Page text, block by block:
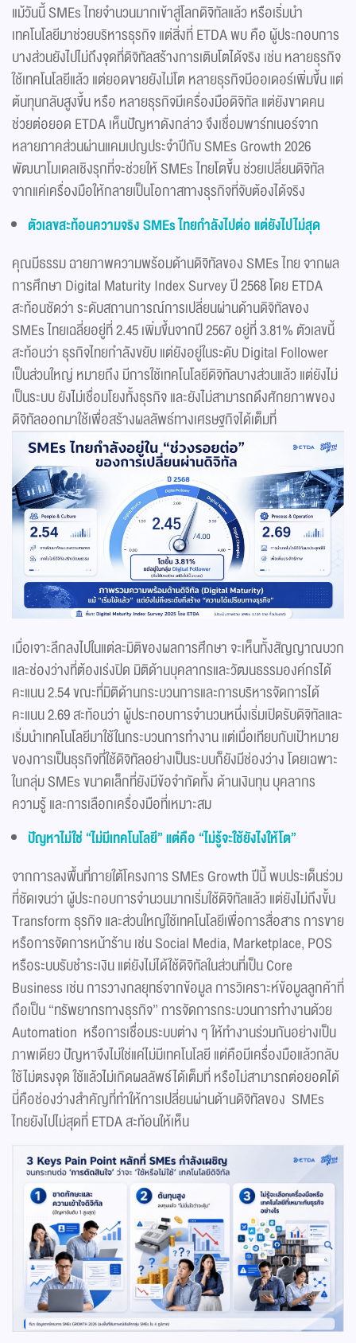
แม้วันนี้ SMEs ไทยจำนวนมากเข้าสู่โลกดิจิทัลแล้ว หรือเริ่มนำ
เทคโนโลยีมาช่วยบริหารธุรกิจ แต่สิ่งที่ ETDA พบ คือ ผู้ประกอบการ
บางส่วนยังไปไม่ถึงจุดที่ดิจิทัลสร้างการเติบโตได้จริง เช่น หลายธุรกิจ
ใช้เทคโนโลยีแล้ว แต่ยอดขายยังไม่โต หลายธุรกิจมีออเดอร์เพิ่มขึ้น แต่
ต้นทุนกลับสูงขึ้น หรือ หลายธุรกิจมีเครื่องมือดิจิทัล แต่ยังขาดคน
ช่วยต่อยอด ETDA เห็นปัญหาดังกล่าว จึงเชื่อมพาร์ทเนอร์จาก
หลายภาคส่วนผ่านแคมเปญประจำปีกับ SMEs Growth 2026
พัฒนาโมเดลเชิงรุกที่จะช่วยให้ SMEs ไทยโตขึ้น ช่วยเปลี่ยนดิจิทัล
จากแค่เครื่องมือให้กลายเป็นโอกาสทางธุรกิจที่จับต้องได้จริง
ตัวเลขสะท้อนความจริงSMEsไทยกำลังไปต่อ แต่ยังไปไม่สุด
คุณมีธรรม ฉายภาพความพร้อมด้านดิจิทัลของ SMEs ไทย จากผล
การศึกษา Digital Maturity Index Survey ปี 2568 โดย ETDA
สะท้อนชัดว่า ระดับสถานการณ์การเปลี่ยนผ่านด้านดิจิทัลของ
SMEs ไทยเฉลี่ยอยู่ที่ 2.45 เพิ่มขึ้นจากปี 2567 อยู่ที่ 3.81% ตัวเลขนี้
สะท้อนว่า ธุรกิจไทยกำลังขยับ แต่ยังอยู่ในระดับ Digital Follower
เป็นส่วนใหญ่ หมายถึง มีการใช้เทคโนโลยีดิจิทัลบางส่วนแล้ว แต่ยังไม่
เป็นระบบ ยังไม่เชื่อมโยงทั้งธุรกิจ และยังไม่สามารถดึงศักยภาพของ
ดิจิทัลออกมาใช้เพื่อสร้างผลลัพธ์ทางเศรษฐกิจได้เต็มที่
เมื่อเจาะลึกลงไปในแต่ละมิติของผลการศึกษา จะเห็นทั้งสัญญาณบวก
และช่องว่างที่ต้องเร่งปิด มิติด้านบุคลากรและวัฒนธรรมองค์กรได้
คะแนน 2.54 ขณะที่มิติด้านกระบวนการและการบริหารจัดการได้
คะแนน 2.69 สะท้อนว่า ผู้ประกอบการจำนวนหนึ่งเริ่มเปิดรับดิจิทัลและ
เริ่มนำเทคโนโลยีมาใช้ในกระบวนการทำงาน แต่เมื่อเทียบกับเป้าหมาย
ของการเป็นธุรกิจที่ใช้ดิจิทัลอย่างเป็นระบบก็ยังมีช่องว่าง โดยเฉพาะ
ในกลุ่ม SMEs ขนาดเล็กที่ยังมีข้อจำกัดทั้ง ด้านเงินทุน บุคลากร
ความรู้ และการเลือกเครื่องมือที่เหมาะสม
ปัญหาไม่ใช่ “ไม่มีเทคโนโลยี” แต่คือ “ไม่รู้จะใช้ยังไงให้โต”
จากการลงพื้นที่ภายใต้โครงการ SMEs Growth ปีนี้ พบประเด็นร่วม
ที่ชัดเจนว่า ผู้ประกอบการจำนวนมากเริ่มใช้ดิจิทัลแล้ว แต่ยังไม่ถึงขั้น
Transform ธุรกิจ และส่วนใหญ่ใช้เทคโนโลยีเพื่อการสื่อสาร การขาย
หรือการจัดการหน้าร้าน เช่น Social Media, Marketplace, POS
หรือระบบรับชำระเงิน แต่ยังไม่ได้ใช้ดิจิทัลในส่วนที่เป็น Core
Business เช่น การวางกลยุทธ์จากข้อมูล การวิเคราะห์ข้อมูลลูกค้าที่
ถือเป็น “ทรัพยากรทางธุรกิจ” การจัดการกระบวนการทำงานด้วย
Automation หรือการเชื่อมระบบต่าง ๆ ให้ทำงานร่วมกันอย่างเป็น
ภาพเดียว ปัญหาจึงไม่ใช่แค่ไม่มีเทคโนโลยี แต่คือมีเครื่องมือแล้วกลับ
ใช้ไม่ตรงจุด ใช้แล้วไม่เกิดผลลัพธ์ได้เต็มที่ หรือไม่สามารถต่อยอดได้
นี่คือช่องว่างสำคัญที่ทำให้การเปลี่ยนผ่านด้านดิจิทัลของ SMEs
ไทยยังไปไม่สุดที่ ETDA สะท้อนให้เห็น